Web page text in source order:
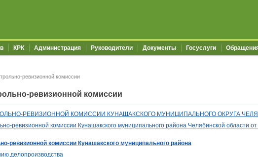
КРК Администрация Руководители Документы Госуслуги
ревизионной комиссии
ревизионной комиссии
РЕВИЗИОННОЙ КОМИССИИ КУНАШАКСКОГО МУНИЦИПАЛЬНОГО ОКРУГА
ревизионной комиссии Кунашакского муниципального района Челябинской области
ревизионной комиссии Кунашакского муниципального района
делопроизводства